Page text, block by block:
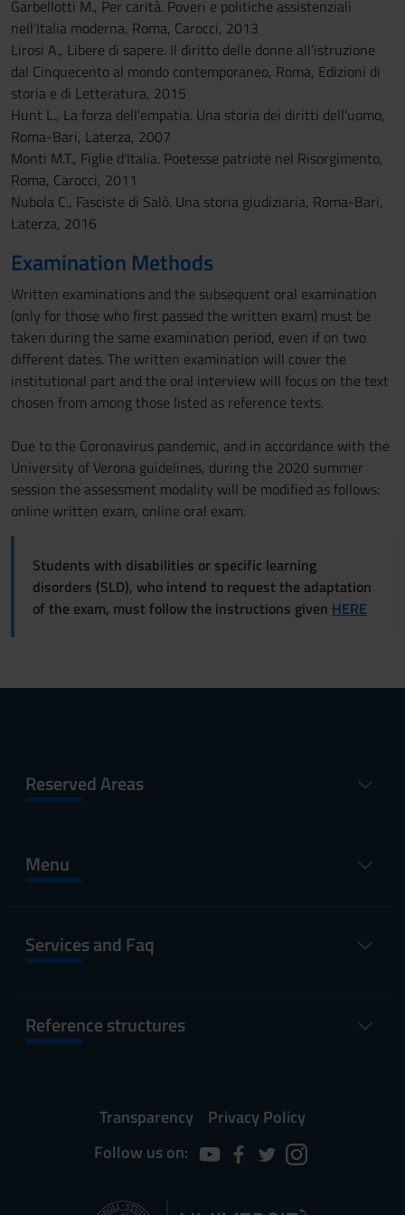
Garbellotti M., Per carità. Poveri e politiche assistenziali
nell’Italia moderna, Roma, Carocci, 2013
Lirosi A., Libere di sapere. Il diritto delle donne all’istruzione
dal Cinquecento al mondo contemporaneo, Roma, Edizioni di
storia e di Letteratura, 2015
Hunt L., La forza dell'empatia. Una storia dei diritti dell'uomo,
Roma-Bari, Laterza, 2007
Monti M.T., Figlie d'Italia. Poetesse patriote nel Risorgimento,
Roma, Carocci, 2011
Nubola C., Fasciste di Salò. Una storia giudiziaria, Roma-Bari,
Laterza, 2016
Examination Methods
Written examinations and the subsequent oral examination
(only for those who first passed the written exam) must be
taken during the same examination period, even if on two
different dates. The written examination will cover the
institutional part and the oral interview will focus on the text
chosen from among those listed as reference texts.
Due to the Coronavirus pandemic, and in accordance with the
University of Verona guidelines, during ​the 2020 summer
session the assessment modality will be modified as follows:
online written exam, online oral exam.
Students with disabilities or specific learning
disorders (SLD), who intend to request the adaptation
of the exam, must follow the instructions given HERE
Reserved Areas
Menu
Services and Faq
Reference structures
Transparency
Privacy Policy
Follow us on: